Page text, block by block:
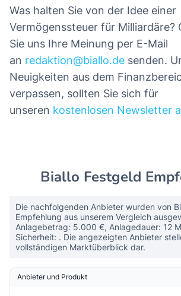
Was halten Sie von der Idee einer
Vermögenssteuer für Milliardäre?
Sie uns Ihre Meinung per E-Mail
an redaktion@biallo.de senden.
Neuigkeiten aus dem
verpassen, sollten Sie sich für
unseren kostenlosen Newsletter
Biallo Festgeld
Die nachfolgenden Anbieter wurden von
Empfehlung aus unserem Vergleich
Anlagebetrag: 5.000 €, Anlagedauer: 12
Sicherheit: . Die angezeigten Anbieter
vollständigen Marktüberblick dar.
Anbieter und Produkt